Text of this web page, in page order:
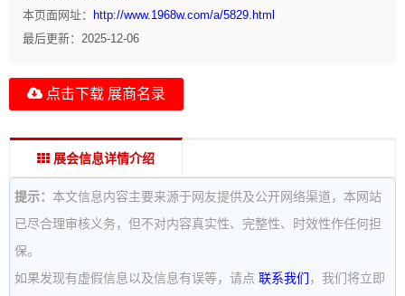
本页面网址：
http://www.1968w.com/a/5829.html
最后更新： 2025-12-06
点击下载 展商名录
展会信息详情介绍
提示： 本文信息内容主要来源于网友提供及公开网络渠道，本网站
已尽合理审核义务，但不对内容真实性、完整性、时效性作任何担
保。
如果发现有虚假信息以及信息有误等，请点 联系我们 ，我们将立即